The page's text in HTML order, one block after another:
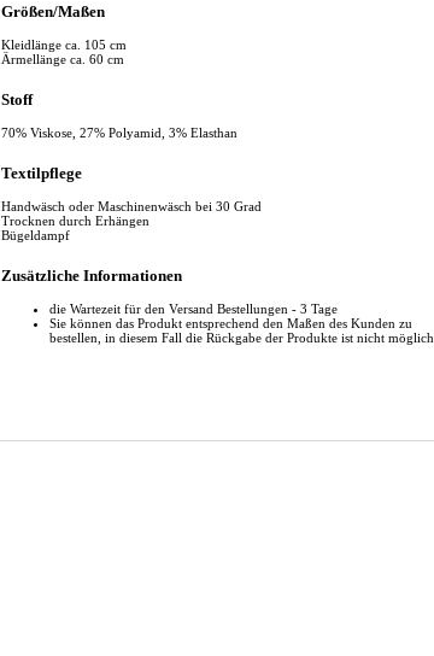
Größen/Maßen
Kleidlänge ca. 105 cm
Ärmellänge ca. 60 cm
Stoff
70% Viskose, 27% Polyamid, 3% Elasthan
Textilpflege
Handwäsch oder Maschinenwäsch bei 30 Grad
Trocknen durch Erhängen
Bügeldampf
Zusätzliche Informationen
die Wartezeit für den Versand Bestellungen - 3 Tage
Sie können das Produkt entsprechend den Maßen des Kunden zu
bestellen, in diesem Fall die Rückgabe der Produkte ist nicht möglich